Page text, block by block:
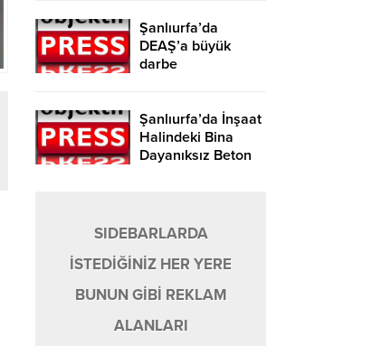
Şanlıurfa’da
DEAŞ’a büyük
darbe
Şanlıurfa’da İnşaat
Halindeki Bina
Dayanıksız Beton
SIDEBARLARDA
İSTEDİĞİNİZ HER YERE
BUNUN GİBİ REKLAM
ALANLARI